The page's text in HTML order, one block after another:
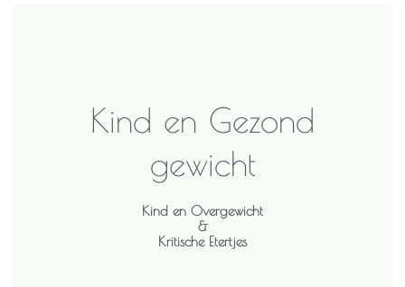
Kind en Gezond
gewicht
Kind en Overgewicht
&
Kritische Etertjes